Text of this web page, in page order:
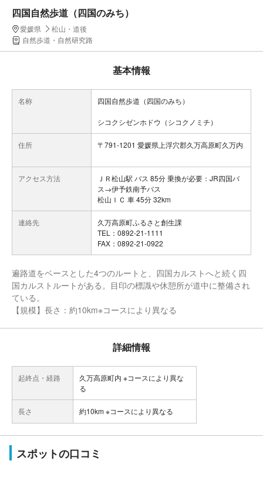
四国自然歩道（四国のみち）
愛媛県
松山・道後
自然歩道・自然研究路
基本情報
名称 四国自然歩道（四国のみち）
シコクシゼンホドウ（シコクノミチ）
住所 〒791-1201 愛媛県上浮穴郡久万高原町久万内
アクセス方法
ＪＲ松山駅 バス 85分 乗換が必要：JR四国バ
ス→伊予鉄南予バス
松山ＩＣ 車 45分 32km
連絡先
久万高原町ふるさと創生課
TEL：0892-21-1111
FAX：0892-21-0922
遍路道をベースとした4つのルートと、四国カルストへと続く四
国カルストルートがある。目印の標識や休憩所が道中に整備され
ている。
【規模】長さ：約10km※コースにより異なる
詳細情報
起終点・経路
久万高原町内 ※コースにより異な
る
長さ 約10km ※コースにより異なる
スポットの口コミ